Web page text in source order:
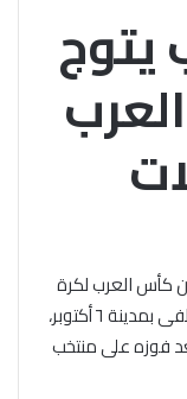
يتوج
كأس العرب لكرة
قدم الصالات، التي أقيمت بصالة حسن مصطفى بمدينة ٦ أكتوبر،
فوزه على منتخب